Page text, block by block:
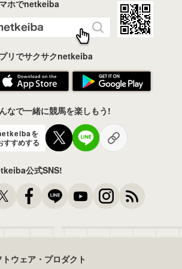
ホでnetkeiba
リでサクサクnetkeiba
なで一緒に競馬を楽しもう!
を
すすめする
公式SNS!
ウェア・プロダクト